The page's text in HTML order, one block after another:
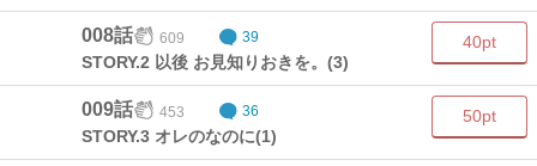
008話 609 39
STORY.2 以後 お見知りおきを。(3)
40pt
009話 453 36
STORY.3 オレのなのに(1)
50pt